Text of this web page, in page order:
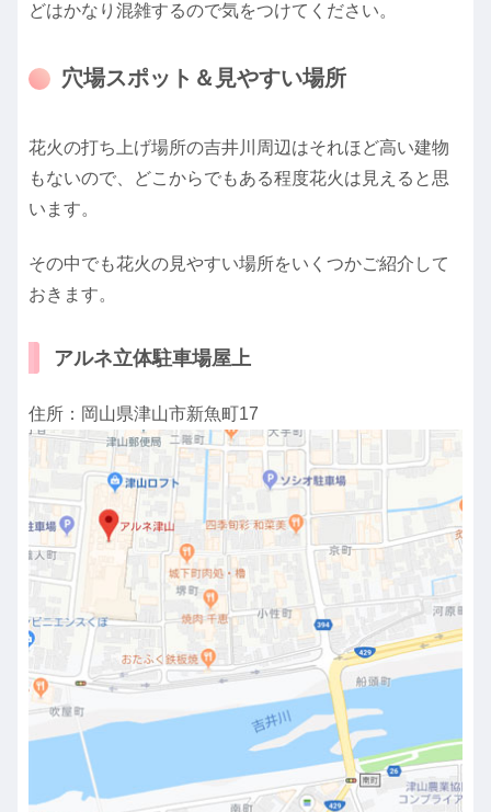
どはかなり混雑するので気をつけてください。
穴場スポット＆見やすい場所
花火の打ち上げ場所の吉井川周辺はそれほど高い建物
もないので、どこからでもある程度花火は見えると思
います。
その中でも花火の見やすい場所をいくつかご紹介して
おきます。
アルネ立体駐車場屋上
住所：岡山県津山市新魚町17